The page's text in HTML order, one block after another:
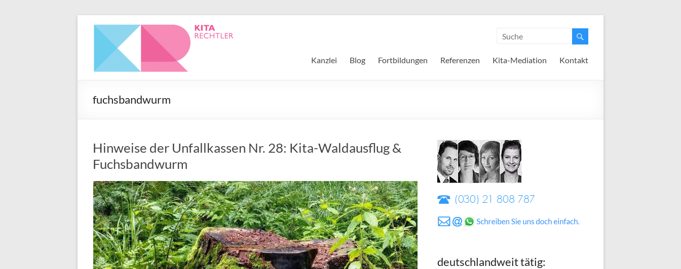
Kanzlei Blog Fortbildungen Referenzen Kita-Mediation Kontakt
fuchsbandwurm
Hinweise der Unfallkassen Nr. 28: Kita-Waldausflug &
Fuchsbandwurm
deutschlandweit tätig: